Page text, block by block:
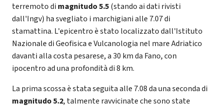
terremoto di magnitudo 5.5(stando ai dati rivisti
dall'Ingv) ha svegliato i marchigiani alle 7.07 di
stamattina. L'epicentro è stato localizzato dall'Istituto
Nazionale di Geofisica e Vulcanologia nel mare Adriatico
davanti alla costa pesarese, a 30 km da Fano, con
ipocentro ad una profondità di 8 km.
La prima scossa è stata seguita alle 7.08 da una seconda di
magnitudo 5.2, talmente ravvicinate che sono state